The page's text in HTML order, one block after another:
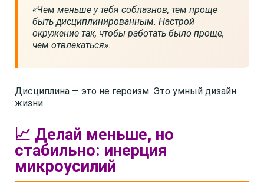
«Чем меньше у тебя соблазнов, тем проще
быть дисциплинированным. Настрой
окружение так, чтобы работать было проще,
чем отвлекаться».
Дисциплина — это не героизм. Это умный дизайн
жизни.
📈 Делай меньше, но
стабильно: инерция
микроусилий